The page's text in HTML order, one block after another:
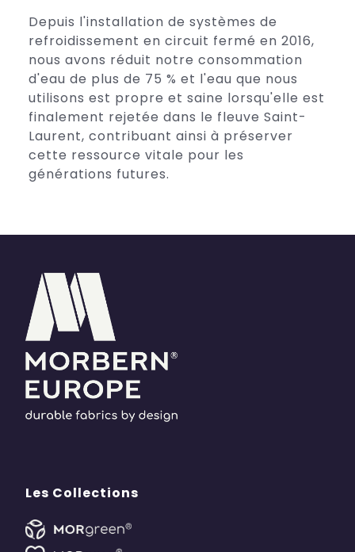
Depuis l'installation de systèmes de
refroidissement en circuit fermé en 2016,
nous avons réduit notre consommation
d'eau de plus de 75 % et l'eau que nous
utilisons est propre et saine lorsqu'elle est
finalement rejetée dans le fleuve Saint-
Laurent, contribuant ainsi à préserver
cette ressource vitale pour les
générations futures.
Les Collections